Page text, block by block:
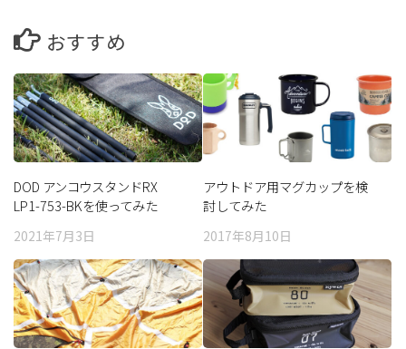
おすすめ
DOD アンコウスタンドRX
LP1-753-BKを使ってみた
2021年7月3日
アウトドア用マグカップを検
討してみた
2017年8月10日